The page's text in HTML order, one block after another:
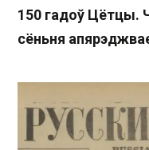
150 гадоў Цётцы.
сёньня